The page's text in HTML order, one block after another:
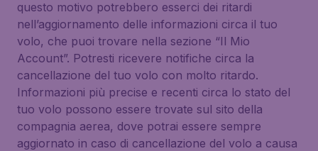
questo motivo potrebbero esserci dei ritardi
nell’aggiornamento delle informazioni circa il tuo
volo, che puoi trovare nella sezione “Il Mio
Account”. Potresti ricevere notifiche circa la
cancellazione del tuo volo con molto ritardo.
Informazioni più precise e recenti circa lo stato del
tuo volo possono essere trovate sul sito della
compagnia aerea, dove potrai essere sempre
aggiornato in caso di cancellazione del volo a causa